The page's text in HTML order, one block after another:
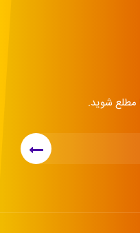
مطلع شوید.